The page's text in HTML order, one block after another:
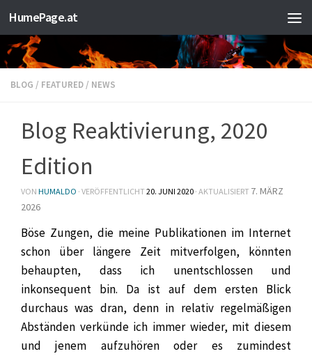
Zum Inhalt springen
HumePage.at
BLOG / FEATURED / NEWS
Blog Reaktivierung, 2020
Edition
VON HUMALDO · VERÖFFENTLICHT20. JUNI 2020 · AKTUALISIERT 7. MÄRZ
2026
Böse Zungen, die meine Publikationen im Internet
schon über längere Zeit mitverfolgen, könnten
behaupten, dass ich unentschlossen und
inkonsequent bin. Da ist auf dem ersten Blick
durchaus was dran, denn in relativ regelmäßigen
Abständen verkünde ich immer wieder, mit diesem
und jenem aufzuhören oder es zumindest